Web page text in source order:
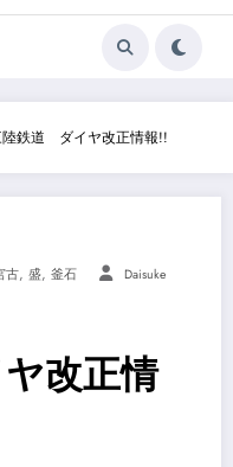
鉄道 ダイヤ改正情報!!
古, 盛, 釜石 Daisuke
改正情